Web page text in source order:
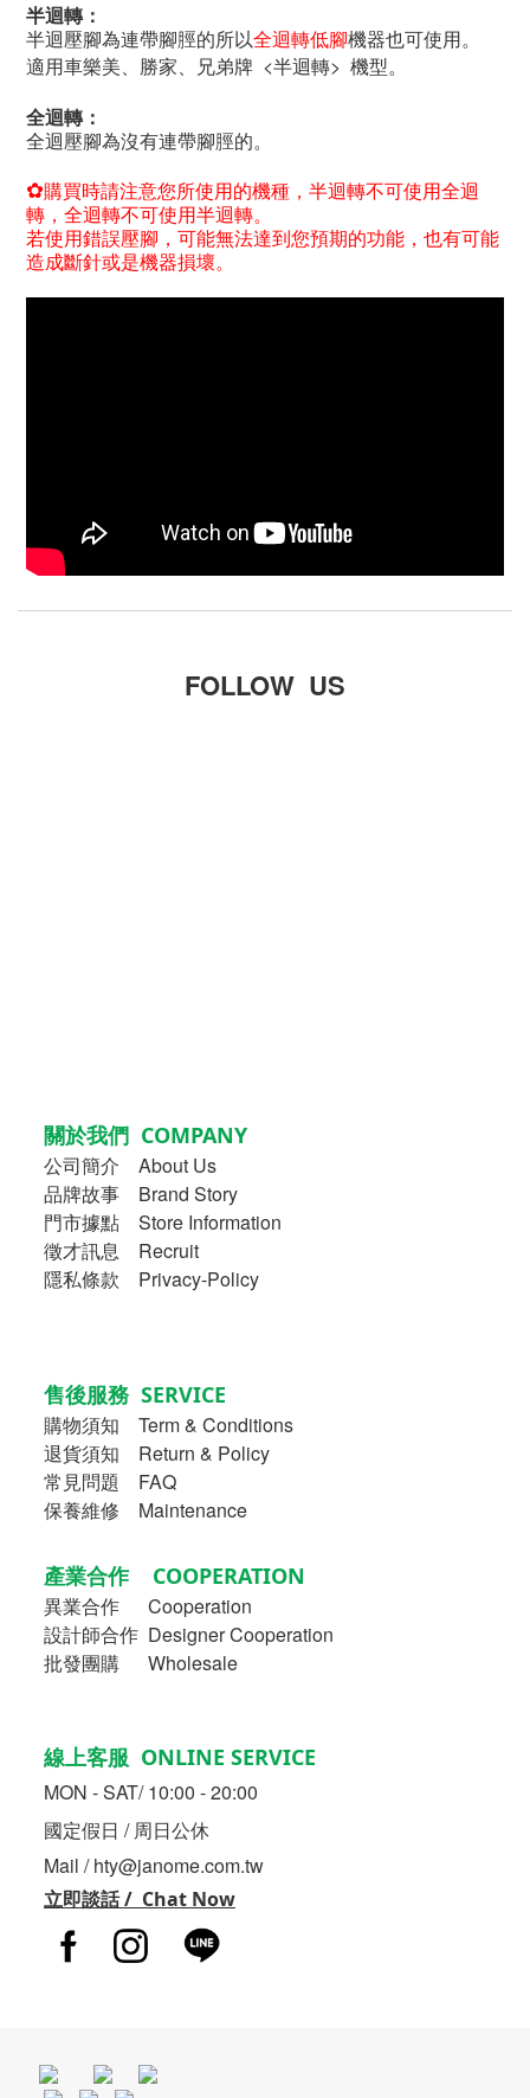
半迴轉：
半迴壓腳為連帶腳脛的所以全迴轉低腳機器也可使用。
適用車樂美、勝家、兄弟牌 <半迴轉> 機型。
全迴轉：
全迴壓腳為沒有連帶腳脛的。
✿購買時請注意您所使用的機種，半迴轉不可使用全迴
轉，全迴轉不可使用半迴轉。
若使用錯誤壓腳，可能無法達到您預期的功能，也有可能
造成斷針或是機器損壞。
FOLLOW US
關於我們 COMPANY
公司簡介
About Us
品牌故事
Brand Story
門市據點 Store Information
徵才訊息 Recruit
隱私條款 Privacy-Policy
售後服務 SERVICE
購物須知
Term & Conditions
退貨須知 Return & Policy
常見問題 FAQ
保養維修 Maintenance
產業合作 COOPERATION
異業合作
Cooperation
設計師合作 Designer Cooperation
批發團購 Wholesale
線上客服 ONLINE SERVICE
MON - SAT/ 10:00 - 20:00
國定假日 / 周日公休
Mail / hty@janome.com.tw
立即談話 / Chat Now